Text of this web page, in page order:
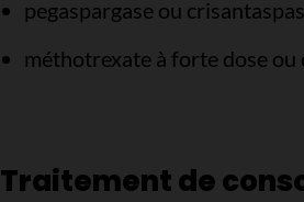
pegaspargase ou
méthotrexate à forte dose
Traitement de